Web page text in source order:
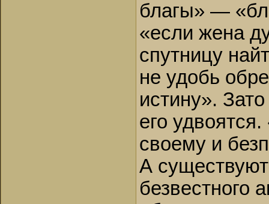
благы» —
«если жена
спутницу
не удобь
истину».
его
своему и
А
безвестного